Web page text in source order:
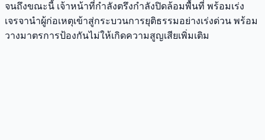
จนถึงขณะนี้ เจ้าหน้าที่กำลังตรึงกำลังปิดล้อมพื้นที่ พร้อมเร่ง
เจรจานำผู้ก่อเหตุเข้าสู่กระบวนการยุติธรรมอย่างเร่งด่วน พร้อม
วางมาตรการป้องกันไม่ให้เกิดความสูญเสียเพิ่มเติม